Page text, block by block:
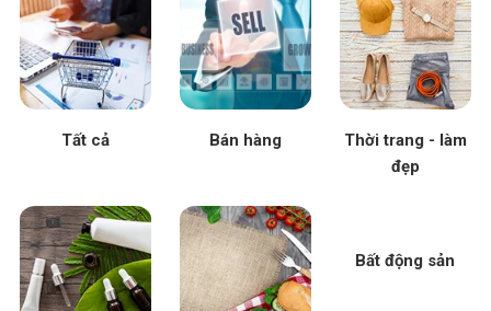
Tất cả Bán hàng
Thời trang - làm
đẹp
Bất động sản